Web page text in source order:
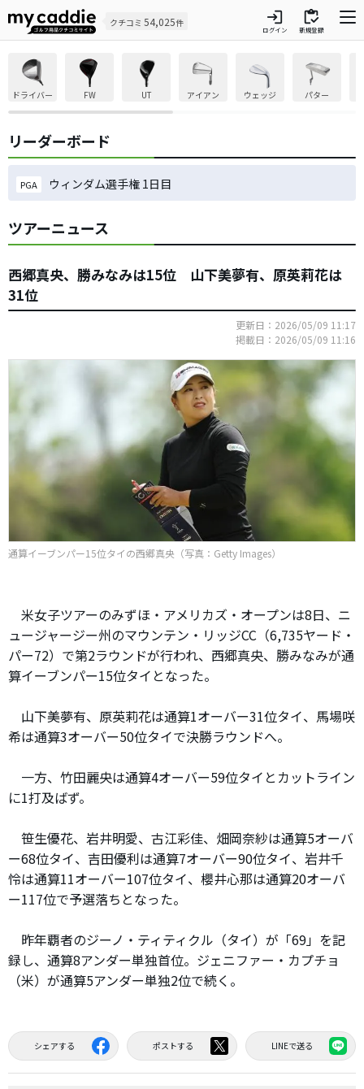
クチコミ 54,025件 login
ログイン
inventory
新規登録
ドライバー FW UT アイアン ウェッジ パター
リーダーボード
PGA ウィンダム選手権 1日目
ツアーニュース
西郷真央、勝みなみは15位 山下美夢有、原英莉花は
31位
更新日：2026/05/09 11:17
掲載日：2026/05/09 11:16
通算イーブンパー15位タイの西郷真央（写真：Getty Images）
米女子ツアーのみずほ・アメリカズ・オープンは8日、ニ
ュージャージー州のマウンテン・リッジCC（6,735ヤード・
パー72）で第2ラウンドが行われ、西郷真央、勝みなみが通
算イーブンパー15位タイとなった。
山下美夢有、原英莉花は通算1オーバー31位タイ、馬場咲
希は通算3オーバー50位タイで決勝ラウンドへ。
一方、竹田麗央は通算4オーバー59位タイとカットライン
に1打及ばず。
笹生優花、岩井明愛、古江彩佳、畑岡奈紗は通算5オーバ
ー68位タイ、吉田優利は通算7オーバー90位タイ、岩井千
怜は通算11オーバー107位タイ、櫻井心那は通算20オーバ
ー117位で予選落ちとなった。
昨年覇者のジーノ・ティティクル（タイ）が「69」を記
録し、通算8アンダー単独首位。ジェニファー・カプチョ
（米）が通算5アンダー単独2位で続く。
シェアする ポストする LINEで送る